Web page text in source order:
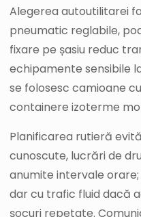
Alegerea autoutilitarei
pneumatic reglabile,
fixare pe șasiu reduc
echipamente sensibile
se folosesc camioane
containere izoterme
Planificarea rutieră
cunoscute, lucrări de
anumite intervale
dar cu trafic fluid dacă
șocuri repetate.